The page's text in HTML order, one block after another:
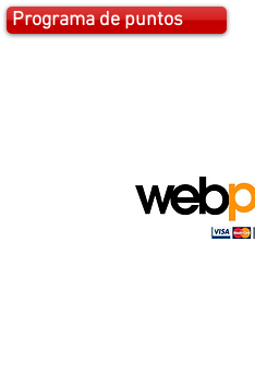
Programa de puntos